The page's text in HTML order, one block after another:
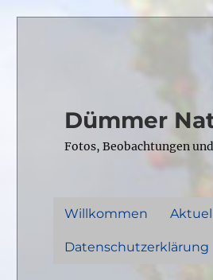
Dümmer
Fotos, Beobachtungen
Willkommen
Datenschutzerklärung